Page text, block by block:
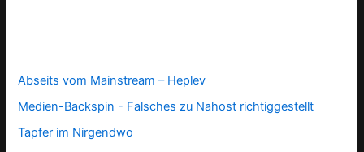
Abseits vom Mainstream – Heplev
Medien-Backspin - Falsches zu Nahost richtiggestellt
Tapfer im Nirgendwo